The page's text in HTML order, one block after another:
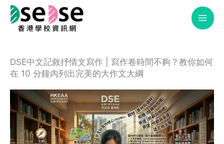
Skip
DSE中文記敘抒情文寫作 | 寫作卷時間不夠？教你如何
在 10 分鐘內列出完美的大作文大綱